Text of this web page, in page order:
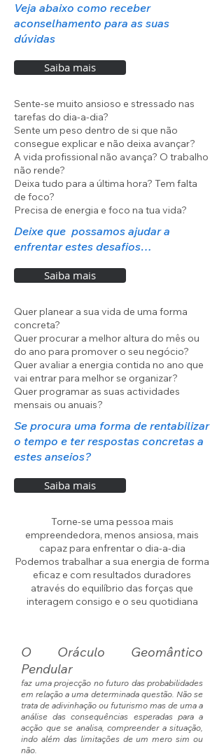
Veja abaixo como receber
aconselhamento para as suas
dúvidas
Saiba mais
Sente-se muito ansioso e stressado nas
tarefas do dia-a-dia?
Sente um peso dentro de si que não
consegue explicar e não deixa avançar?
A vida profissional não avança? O trabalho
não rende?
Deixa tudo para a última hora? Tem falta
de foco?
Precisa de energia e foco na tua vida?
Deixe que possamos ajudar a
enfrentar estes desafios…
Saiba mais
Quer planear a sua vida de uma forma
concreta?
Quer procurar a melhor altura do mês ou
do ano para promover o seu negócio?
Quer avaliar a energia contida no ano que
vai entrar para melhor se organizar?
Quer programar as suas actividades
mensais ou anuais?
Se procura uma forma de rentabilizar
o tempo e ter respostas concretas a
estes anseios?
Saiba mais
Torne-se uma pessoa mais
empreendedora, menos ansiosa, mais
capaz para enfrentar o dia-a-dia
Podemos trabalhar a sua energia de forma
eficaz e com resultados duradores
através do equilíbrio das forças que
interagem consigo e o seu quotidiana
O Oráculo Geomântico
Pendular
faz uma projecção no futuro das probabilidades
em relação a uma determinada questão. Não se
trata de adivinhação ou futurismo mas de uma a
análise das consequências esperadas para a
acção que se analisa, compreender a situação,
indo além das limitações de um mero sim ou
não.